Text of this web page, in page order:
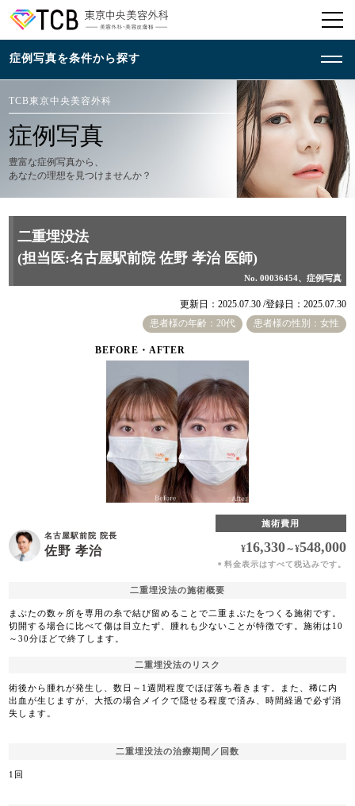
TCB東京中央美容外科
症例写真
豊富な症例写真から、
あなたの理想を見つけませんか？
二重埋没法
(担当医:名古屋駅前院 佐野 孝治 医師)
No. 00036454、症例写真
患者様の年齢：20代 患者様の性別：女性
更新日：2025.07.30 /登録日：2025.07.30
BEFORE・AFTER
名古屋駅前院 院長
佐野 孝治
施術費用
¥16,330～¥548,000
＊ 料金表示はすべて税込みです。
二重埋没法の施術概要
まぶたの数ヶ所を専用の糸で結び留めることで二重まぶたをつくる施術です。
切開する場合に比べて傷は目立たず、腫れも少ないことが特徴です。施術は10
～30分ほどで終了します。
二重埋没法のリスク
術後から腫れが発生し、数日～1週間程度でほぼ落ち着きます。また、稀に内
出血が生じますが、大抵の場合メイクで隠せる程度で済み、時間経過で必ず消
失します。
二重埋没法の治療期間／回数
1回